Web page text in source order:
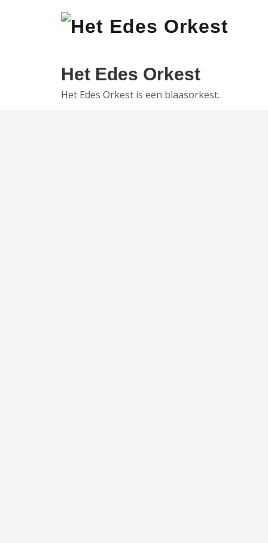
Het Edes Orkest
Het Edes Orkest is een blaasorkest.